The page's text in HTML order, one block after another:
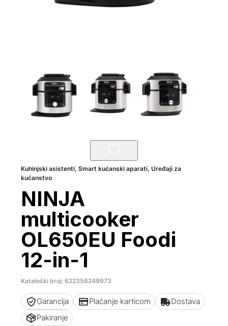
Kuhinjski asistenti,Smart kućanski aparati,Uređaji za
kućanstvo
NINJA
multicooker
OL650EU Foodi
12-in-1
Kataloški broj: 622356249973
Garancija Plaćanje karticom
Dostava
Pakiranje